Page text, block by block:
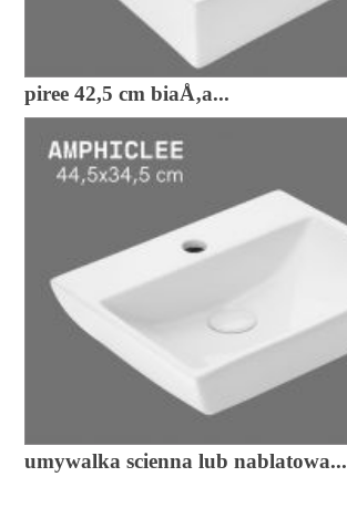
piree 42,5 cm biaÅ‚a...
umywalka scienna lub nablatowa...